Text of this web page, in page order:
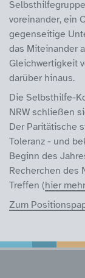
voreinander, ein
gegenseitige
das Miteinander
Gleichwertigkeit
darüber hinaus.
Die Selbsthilfe-
NRW schließen
Der Paritätische
Toleranz - und
Beginn des
Recherchen des
Treffen (hier
Zum